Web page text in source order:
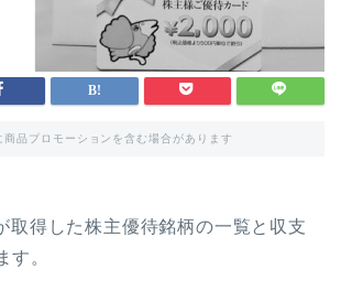
商品プロモーションを含む場合があります
取得した株主優待銘柄の一覧と収支
す。